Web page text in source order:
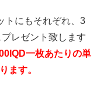
トにもそれぞれ、3
レゼント致します
一枚あたりの単
ます。